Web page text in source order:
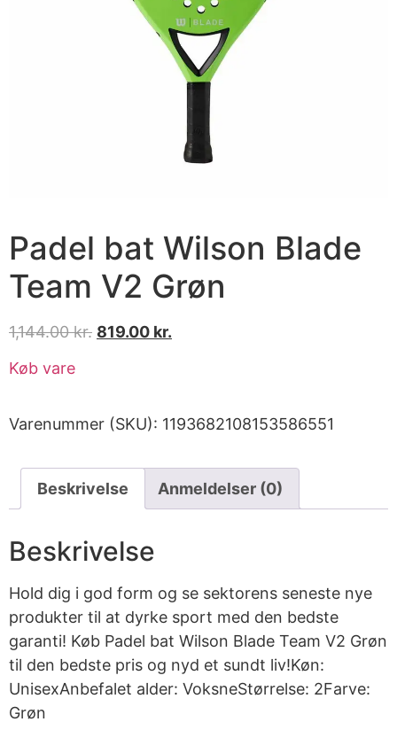
Padel bat Wilson Blade
Team V2 Grøn
1,144.00kr. 819.00 kr.
Køb vare
Varenummer (SKU): 1193682108153586551
Beskrivelse Anmeldelser (0)
Beskrivelse
Hold dig i god form og se sektorens seneste nye
produkter til at dyrke sport med den bedste
garanti! Køb Padel bat Wilson Blade Team V2 Grøn
til den bedste pris og nyd et sundt liv!Køn:
UnisexAnbefalet alder: VoksneStørrelse: 2Farve:
Grøn